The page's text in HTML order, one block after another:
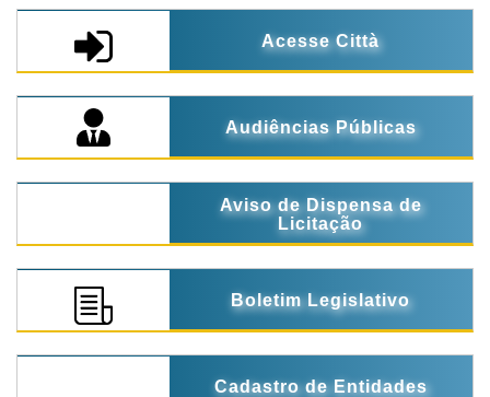
Acesse Città
Audiências Públicas
Aviso de Dispensa de
Licitação
Boletim Legislativo
Cadastro de Entidades